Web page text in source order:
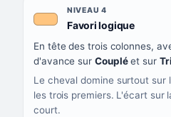
NIVEAU 4
Favori logique,
En tête des trois colonnes,
d'avance sur Coupléet sur
Le cheval domine surtout sur
les trois premiers. L'écart sur
court.